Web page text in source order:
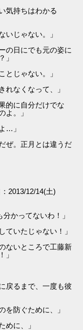
気持ちはわかる
いじゃない。」
の日にでも元の姿に
」
とじゃない。」
れなくなって、」
的に自分だけでな
よ。」
…」
ぜ。正月とは違うだ
2013/12/14(土)
かってないわ！」
ていたじゃない！」
ないところで工藤新
」
戻るまで、一度も彼
を防ぐために、」
めに、」